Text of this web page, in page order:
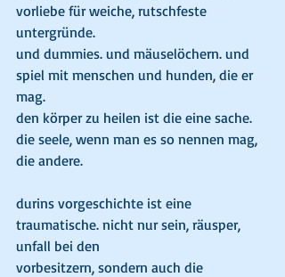
vorliebe für weiche, rutschfeste
untergründe.
und dummies. und mäuselöchern. und
spiel mit menschen und hunden, die er
mag.
den körper zu heilen ist die eine sache.
die seele, wenn man es so nennen mag,
die andere.
durins vorgeschichte ist eine
traumatische. nicht nur sein, räusper,
unfall bei den
vorbesitzern, sondern auch die